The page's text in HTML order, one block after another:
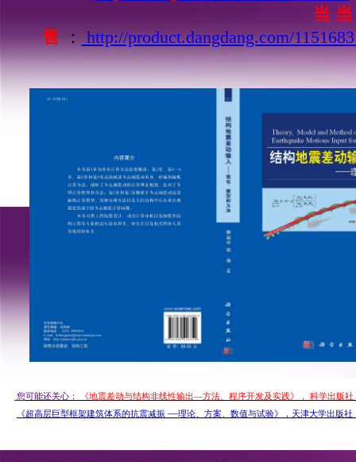
当
售：http://product.dangdang.com/
您可能还关心：
《地震差动与结构非线性输出—方法、程序开发及实践》， 科学出版社
《超高层巨型框架建筑体系的抗震减振 —理论、方案、数值与试验》，天津大学出版社